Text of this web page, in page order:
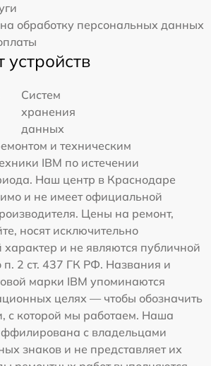
обработку персональных данных
устройств
Систем
хранения
данных
и техническим
IBM по истечении
Наш центр в Краснодаре
и не имеет официальной
Цены на ремонт,
носят исключительно
и не являются публичной
п. 2 ст. 437 ГК РФ. Названия и
марки IBM упоминаются
целях — чтобы обозначить
с которой мы работаем. Наша
с владельцами
знаков и не представляет их